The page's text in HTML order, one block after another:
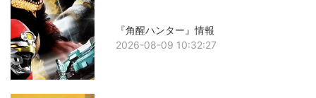
『角醒ハンター』情報
2026-08-09 10:32:27